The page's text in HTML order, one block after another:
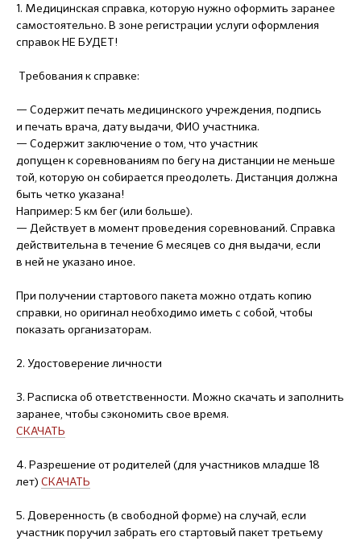
1. Медицинская справка, которую нужно оформить заранее
самостоятельно. В зоне регистрации услуги оформления
справок НЕ БУДЕТ!
Требования к справке:
— Содержит печать медицинского учреждения, подпись
и печать врача, дату выдачи, ФИО участника.
— Содержит заключение о том, что участник
допущен к соревнованиям по бегу на дистанции не меньше
той, которую он собирается преодолеть. Дистанция должна
быть четко указана!
Например: 5 км бег (или больше).
— Действует в момент проведения соревнований. Справка
действительна в течение 6 месяцев со дня выдачи, если
в ней не указано иное.
При получении стартового пакета можно отдать копию
справки, но оригинал необходимо иметь с собой, чтобы
показать организаторам.
2. Удостоверение личности
3. Расписка об ответственности. Можно скачать и заполнить
заранее, чтобы сэкономить свое время.
СКАЧАТЬ
4. Разрешение от родителей (для участников младше 18
лет) СКАЧАТЬ
5. Доверенность (в свободной форме) на случай, если
участник поручил забрать его стартовый пакет третьему